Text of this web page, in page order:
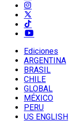
Ediciones
ARGENTINA
BRASIL
CHILE
GLOBAL
MÉXICO
PERU
US ENGLISH